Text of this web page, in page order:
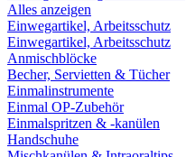
Alles anzeigen
Einwegartikel, Arbeitsschutz
Einwegartikel, Arbeitsschutz
Anmischblöcke
Becher, Servietten & Tücher
Einmalinstrumente
Einmal OP-Zubehör
Einmalspritzen & -kanülen
Handschuhe